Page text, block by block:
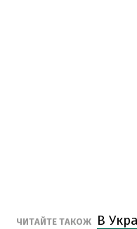
ЧИТАЙТЕ ТАКОЖ
В